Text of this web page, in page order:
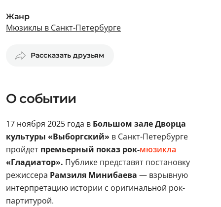
Жанр
Мюзиклы в Санкт-Петербурге
Рассказать друзьям
О событии
17 ноября 2025 года в Большом зале Дворца
культуры «Выборгский» в Санкт-Петербурге
пройдет премьерный показ рок-мюзикла
«Гладиатор». Публике представят постановку
режиссера Рамзиля Минибаева — взрывную
интерпретацию истории с оригинальной рок-
партитурой.